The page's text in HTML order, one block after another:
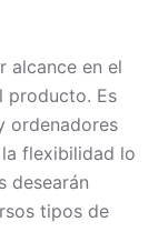
alcance en el
producto. Es
ordenadores
flexibilidad lo
desearán
tipos de